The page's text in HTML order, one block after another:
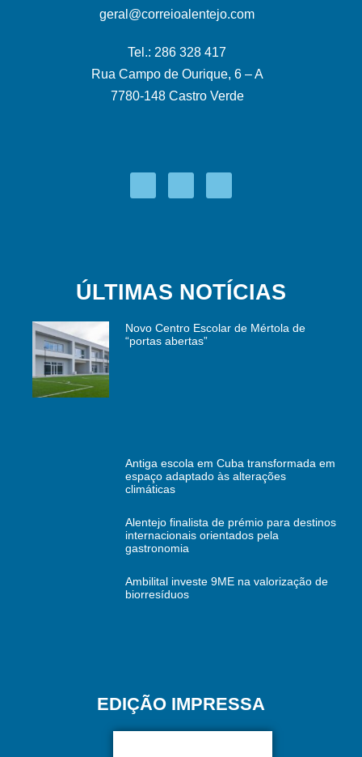
geral@correioalentejo.com
Tel.: 286 328 417
Rua Campo de Ourique, 6 – A
7780-148 Castro Verde
ÚLTIMAS NOTÍCIAS
Novo Centro Escolar de Mértola de
“portas abertas”
Antiga escola em Cuba transformada em
espaço adaptado às alterações
climáticas
Alentejo finalista de prémio para destinos
internacionais orientados pela
gastronomia
Ambilital investe 9ME na valorização de
biorresíduos
EDIÇÃO IMPRESSA